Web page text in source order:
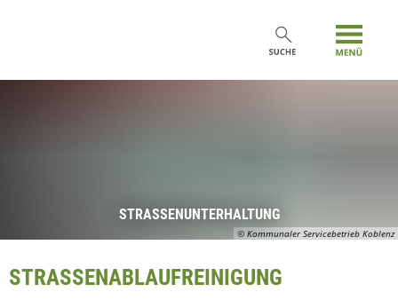
© Kommunaler Servicebetrieb Koblenz
STRASSENUNTERHALTUNG
STRASSENABLAUFREINIGUNG